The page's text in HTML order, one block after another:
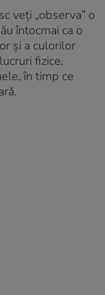
veți „observa” o
întocmai ca o
și a culorilor
fizice,
în timp ce